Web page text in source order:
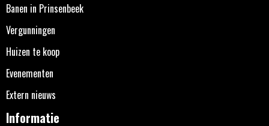
Banen in Prinsenbeek
Vergunningen
Huizen te koop
Evenementen
Extern nieuws
Informatie